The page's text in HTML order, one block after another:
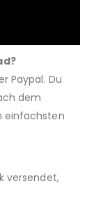
Paypal. Du
dem
einfachsten
versendet,